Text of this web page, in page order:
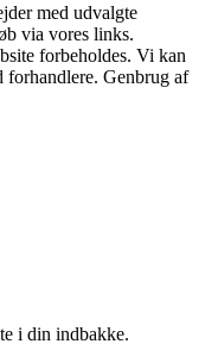
med udvalgte
via vores links.
forbeholdes. Vi kan
forhandlere. Genbrug af
i din indbakke.